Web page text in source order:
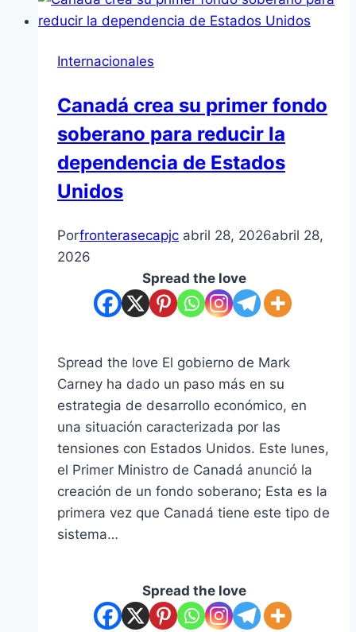
Internacionales
Canadá crea su primer fondo
soberano para reducir la
dependencia de Estados
Unidos
Porfronterasecapjc abril 28, 2026abril 28,
2026
Spread the love
Spread the love El gobierno de Mark
Carney ha dado un paso más en su
estrategia de desarrollo económico, en
una situación caracterizada por las
tensiones con Estados Unidos. Este lunes,
el Primer Ministro de Canadá anunció la
creación de un fondo soberano; Esta es la
primera vez que Canadá tiene este tipo de
sistema…
Spread the love